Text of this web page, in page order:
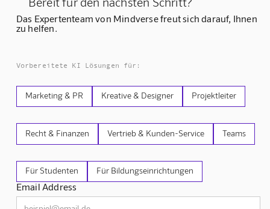
Das Expertenteam von Mindverse freut sich darauf, Ihnen
zu helfen.
Vorbereitete KI Lösungen für:
Marketing & PR Kreative & Designer Projektleiter
Recht & Finanzen Vertrieb & Kunden-Service Teams
Für Studenten Für Bildungseinrichtungen
Email Address